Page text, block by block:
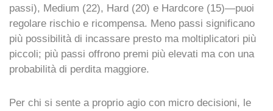
passi), Medium (22), Hard (20) e Hardcore (15)—puoi
regolare rischio e ricompensa. Meno passi significano
più possibilità di incassare presto ma moltiplicatori più
piccoli; più passi offrono premi più elevati ma con una
probabilità di perdita maggiore.
Per chi si sente a proprio agio con micro decisioni, le